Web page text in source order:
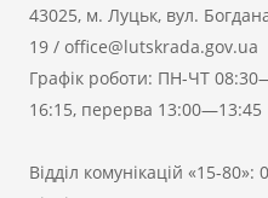
43025, м. Луцьк, вул.
19 / office@lutskrada.gov.ua
Графік роботи: ПН-ЧТ
16:15, перерва 13:00—13:45
Відділ комунікацій «15-80»: